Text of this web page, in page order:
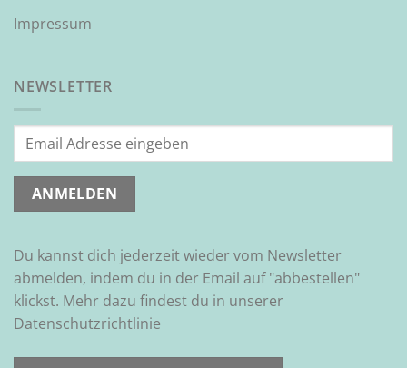
Impressum
NEWSLETTER
Du kannst dich jederzeit wieder vom Newsletter
abmelden, indem du in der Email auf "abbestellen"
klickst. Mehr dazu findest du in unserer
Datenschutzrichtlinie